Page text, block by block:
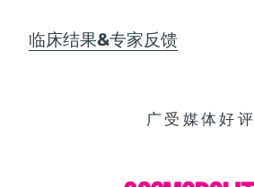
临床结果&专家反馈
广受媒体好评